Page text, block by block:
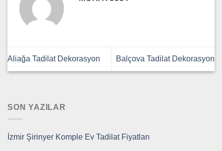
Aliağa Tadilat Dekorasyon Balçova Tadilat Dekorasyon
SON YAZILAR
İzmir Şirinyer Komple Ev Tadilat Fiyatları